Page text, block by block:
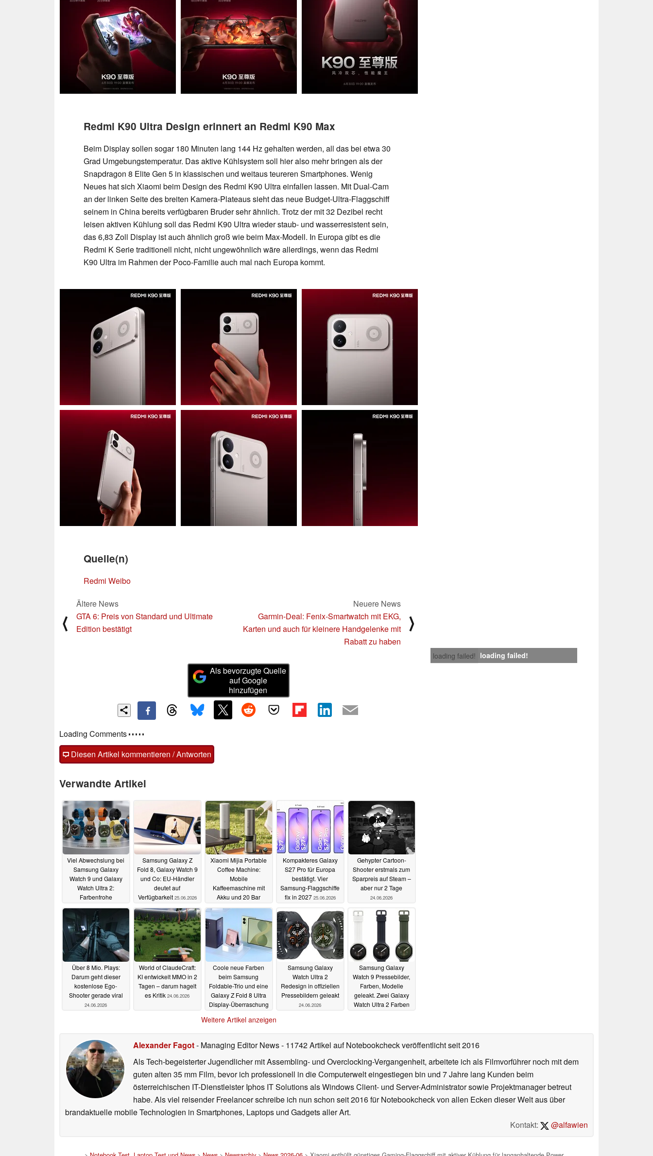
Redmi K90 Ultra Design erinnert an Redmi K90 Max
Beim Display sollen sogar 180 Minuten lang 144 Hz gehalten werden, all das bei etwa 30
Grad Umgebungstemperatur. Das aktive Kühlsystem soll hier also mehr bringen als der
Snapdragon 8 Elite Gen 5 in klassischen und weitaus teureren Smartphones. Wenig
Neues hat sich Xiaomi beim Design des Redmi K90 Ultra einfallen lassen. Mit Dual-Cam
an der linken Seite des breiten Kamera-Plateaus sieht das neue Budget-Ultra-Flaggschiff
seinem in China bereits verfügbaren Bruder sehr ähnlich. Trotz der mit 32 Dezibel recht
leisen aktiven Kühlung soll das Redmi K90 Ultra wieder staub- und wasserresistent sein,
das 6,83 Zoll Display ist auch ähnlich groß wie beim Max-Modell. In Europa gibt es die
Redmi K Serie traditionell nicht, nicht ungewöhnlich wäre allerdings, wenn das Redmi
K90 Ultra im Rahmen der Poco-Familie auch mal nach Europa kommt.
Quelle(n)
Redmi Weibo
⟨
Ältere News
GTA 6: Preis von Standard und Ultimate
Edition bestätigt
Neuere News
Garmin-Deal: Fenix-Smartwatch mit EKG,
Karten und auch für kleinere Handgelenke mit
Rabatt zu haben
⟩
loading failed! loading failed!
Als bevorzugte Quelle
auf Google
hinzufügen
Kommentare
Fragen, Anregungen, zusätzliche Informationen zu diesem Artikel? - Uns interessiert Deine Meinung
(auch ohne Anmeldung möglich)!
Diesen Artikel kommentieren / Antworten
Verwandte Artikel
Viel Abwechslung bei
Samsung Galaxy
Watch 9 und Galaxy
Watch Ultra 2:
Farbenfrohe
Armbandflut geleakt
27.06.2026
Samsung Galaxy Z
Fold 8, Galaxy Watch 9
und Co: EU-Händler
deutet auf
Verfügbarkeit25.06.2026
Xiaomi Mijia Portable
Coffee Machine:
Mobile
Kaffeemaschine mit
Akku und 20 Bar
25.06.2026
Kompakteres Galaxy
S27 Pro für Europa
Samsung-Flaggschiffe
fix in 202725.06.2026
Gehypter Cartoon-
Shooter erstmals zum
Sparpreis auf Steam –
aber nur 2 Tage
Über 8 Mio. Plays:
Darum geht dieser
World of ClaudeCraft:
Coole neue Farben
beim Samsung
Foldable-Trio und eine
Galaxy Z Fold 8 Ultra
24.06.2026
Samsung Galaxy
Watch Ultra 2
Samsung Galaxy
Watch 9 Pressebilder,
23.06.2026
Weitere Artikel anzeigen
Alexander Fagot- Managing Editor News- 11742 Artikel auf Notebookcheck veröffentlichtseit 2016
Als Tech-begeisterter Jugendlicher mit Assembling- und Overclocking-Vergangenheit, arbeitete ich als Filmvorführer noch mit dem
guten alten 35 mm Film, bevor ich professionell in die Computerwelt eingestiegen bin und 7 Jahre lang Kunden beim
österreichischen IT-Dienstleister Iphos IT Solutions als Windows Client- und Server-Administrator sowie Projektmanager betreut
habe. Als viel reisender Freelancer schreibe ich nun schon seit 2016 für Notebookcheck von allen Ecken dieser Welt aus über